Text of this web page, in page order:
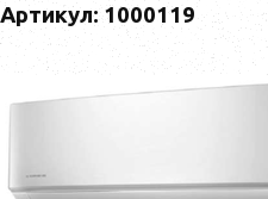
Артикул: 1000119